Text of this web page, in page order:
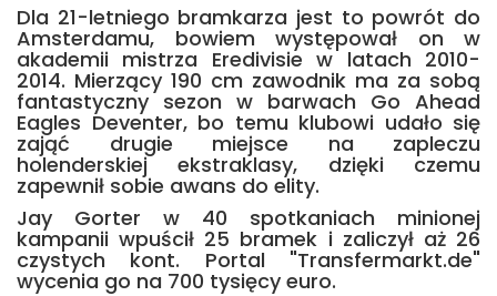
Dla 21-letniego bramkarza jest to powrót do
Amsterdamu, bowiem występował on w
akademii mistrza Eredivisie w latach 2010-
2014. Mierzący 190 cm zawodnik ma za sobą
fantastyczny sezon w barwach Go Ahead
Eagles Deventer, bo temu klubowi udało się
zająć drugie miejsce na zapleczu
holenderskiej ekstraklasy, dzięki czemu
zapewnił sobie awans do elity.
Jay Gorter w 40 spotkaniach minionej
kampanii wpuścił 25 bramek i zaliczył aż 26
czystych kont. Portal "Transfermarkt.de"
wycenia go na 700 tysięcy euro.